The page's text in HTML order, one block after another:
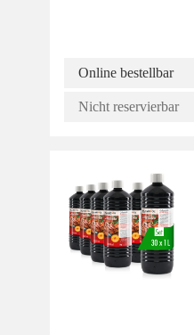
Online bestellbar
Nicht reservierbar